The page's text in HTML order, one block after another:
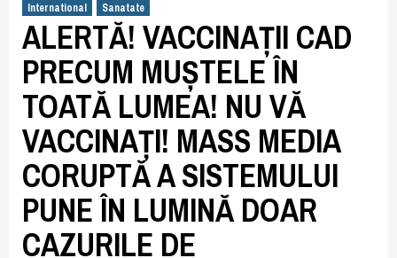
International Sanatate
ALERTĂ! VACCINAȚII CAD
PRECUM MUȘTELE ÎN
TOATĂ LUMEA! NU VĂ
VACCINAȚI! MASS MEDIA
CORUPTĂ A SISTEMULUI
PUNE ÎN LUMINĂ DOAR
CAZURILE DE